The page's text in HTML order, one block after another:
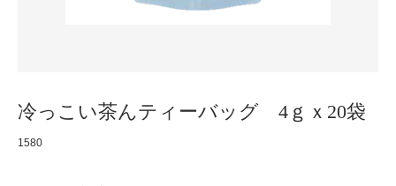
冷っこい茶んティーバッグ 4ｇｘ20袋
1580